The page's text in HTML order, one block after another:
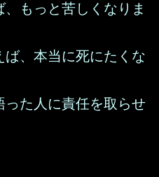
、もっと苦しくなりま
ば、本当に死にたくな
った人に責任を取らせ